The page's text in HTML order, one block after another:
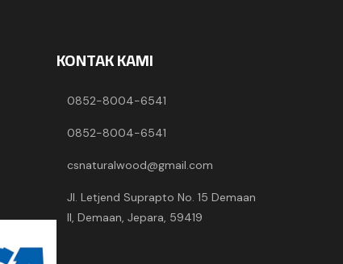
KONTAK KAMI
0852-8004-6541
0852-8004-6541
csnaturalwood@gmail.com
Jl. Letjend Suprapto No. 15 Demaan
II, Demaan, Jepara, 59419